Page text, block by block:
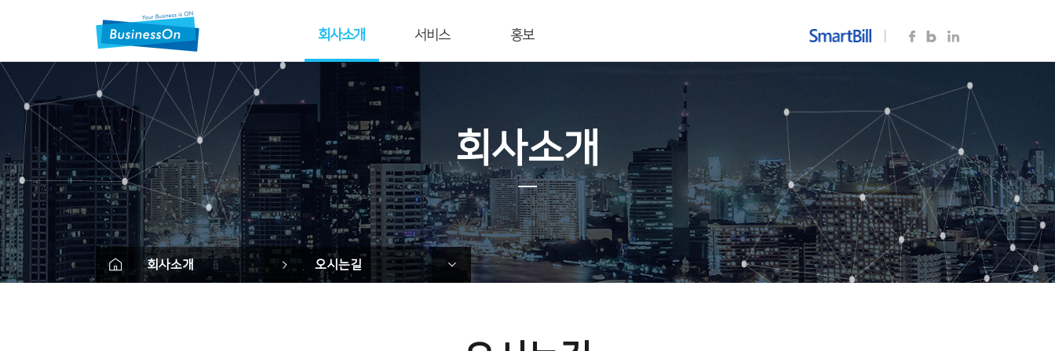
회사소개
회사개요
회사연혁
사업영역
조직도
고객사&파트너사
오시는길
Contact Us
서비스
광고·제휴
홍보
언론보도
공고사항
이벤트/프로모션
사회공헌
뉴스레터
회사소개
회사소개 오시는길